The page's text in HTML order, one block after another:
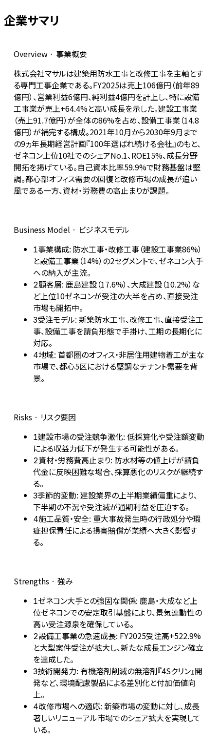
企業サマリ
Overview · 事業概要
株式会社マサルは建築用防水工事と改修工事を主軸とす
る専門工事企業である。FY2025は売上106億円（前年89
億円）、営業利益6億円、純利益4億円を計上し、特に設備
工事業が売上+64.4%と高い成長を示した。建設工事業
（売上91.7億円）が全体の86%を占め、設備工事業（14.8
億円）が補完する構成。2021年10月から2030年9月まで
の9ヵ年長期経営計画『100年選ばれ続ける会社』のもと、
ゼネコン上位10社でのシェアNo.1、ROE15%、成長分野
開拓を掲げている。自己資本比率59.9%で財務基盤は堅
調。都心部オフィス需要の回復と改修市場の成長が追い
風である一方、資材・労務費の高止まりが課題。
Business Model · ビジネスモデル
1事業構成: 防水工事・改修工事（建設工事業86%）
と設備工事業（14%）の2セグメントで、ゼネコン大手
への納入が主流。
2顧客層: 鹿島建設（17.6%）、大成建設（10.2%）な
ど上位10ゼネコンが受注の大半を占め、直接受注
市場も開拓中。
3受注モデル: 新築防水工事、改修工事、直接受注工
事、設備工事を請負形態で手掛け、工期の長期化に
対応。
4地域: 首都圏のオフィス・非居住用建物着工が主な
市場で、都心5区における堅調なテナント需要を背
景。
Risks · リスク要因
1建設市場の受注競争激化: 低採算化や受注額変動
による収益力低下が発生する可能性がある。
2資材・労務費高止まり: 防水材等の値上げが請負
代金に反映困難な場合、採算悪化のリスクが継続す
る。
3季節的変動: 建設業界の上半期業績偏重により、
下半期の不況や受注減が通期利益を圧迫する。
4施工品質・安全: 重大事故発生時の行政処分や瑕
疵担保責任による損害賠償が業績へ大きく影響す
る。
Strengths · 強み
1ゼネコン大手との強固な関係: 鹿島・大成など上
位ゼネコンでの安定取引基盤により、景気連動性の
高い受注源泉を確保している。
2設備工事業の急速成長: FY2025受注高+522.9%
と大型案件受注が拡大し、新たな成長エンジン確立
を達成した。
3技術開発力: 有機溶剤削減の無溶剤『4Sクリン』開
発など、環境配慮製品による差別化と付加価値向
上。
4改修市場への適応: 新築市場の変動に対し、成長
著しいリニューアル市場でのシェア拡大を実現して
いる。